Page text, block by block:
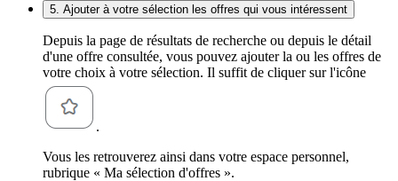
5. Ajouter à votre sélection les offres qui vous intéressent
Depuis la page de résultats de recherche ou depuis le détail
d'une offre consultée, vous pouvez ajouter la ou les offres de
votre choix à votre sélection. Il suffit de cliquer sur l'icône
.
Vous les retrouverez ainsi dans votre espace personnel,
rubrique « Ma sélection d'offres ».